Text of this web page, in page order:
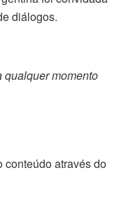
diálogos.
qualquer momento
conteúdo através do